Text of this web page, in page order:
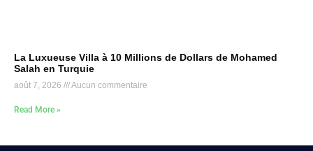
La Luxueuse Villa à 10 Millions de Dollars de Mohamed
Salah en Turquie
août 7, 2026 Aucun commentaire
Read More »